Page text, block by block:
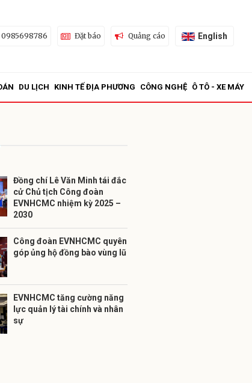
0985698786 Đặt báo Quảng cáo English
DU LỊCH KINH TẾ ĐỊA PHƯƠNG CÔNG NGHỆ Ô TÔ - XE MÁY
Đồng chí Lê Văn Minh tái đắc
cử Chủ tịch Công đoàn
EVNHCMC nhiệm kỳ 2025 –
2030
Công đoàn EVNHCMC quyên
góp ủng hộ đồng bào vùng lũ
EVNHCMC tăng cường năng
lực quản lý tài chính và nhân
sự